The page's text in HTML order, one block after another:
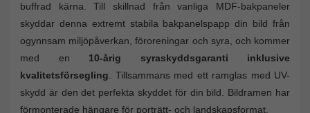
buffrad kärna. Till skillnad från vanliga MDF-bakpaneler
skyddar denna extremt stabila bakpanelspapp din bild från
ogynnsam miljöpåverkan, föroreningar och syra, och kommer
med en 10-årig syraskyddsgaranti inklusive
kvalitetsförsegling. Tillsammans med ett ramglas med UV-
skydd är den det perfekta skyddet för din bild. Bildramen har
förmonterade hängare för porträtt- och landskapsformat.